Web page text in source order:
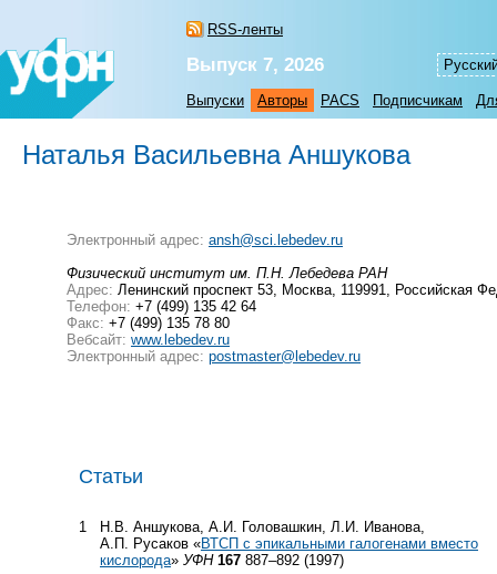
RSS-ленты
Выпуск 7, 2026
Выпуски Авторы PACS Подписчикам
Наталья Васильевна Аншукова
Электронный адрес: ansh@sci.lebedev.ru
Физический институт им. П.Н. Лебедева РАН
Адрес: Ленинский проспект 53, Москва, 119991, Российская
Телефон: +7 (499) 135 42 64
Факс: +7 (499) 135 78 80
Вебсайт: www.lebedev.ru
Электронный адрес: postmaster@lebedev.ru
Статьи
1
Н.В. Аншукова, А.И. Головашкин, Л.И. Иванова,
А.П. Русаков «ВТСП с эпикальными галогенами вместо
кислорода» УФН 167 887–892 (1997)